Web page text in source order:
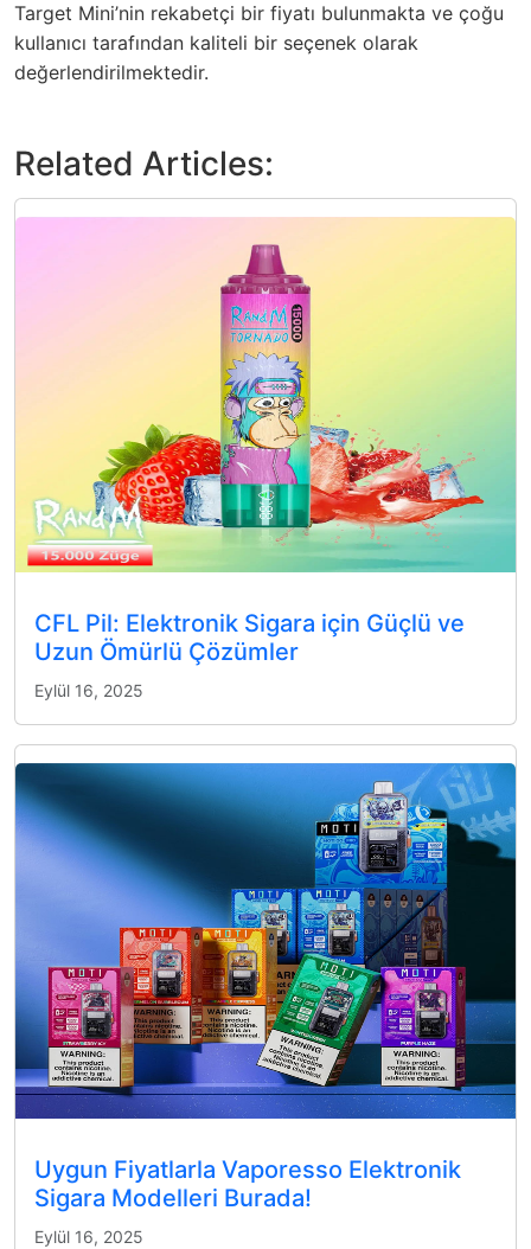
Target Mini’nin rekabetçi bir fiyatı bulunmakta ve çoğu
kullanıcı tarafından kaliteli bir seçenek olarak
değerlendirilmektedir.
Related Articles:
CFL Pil: Elektronik Sigara için Güçlü ve
Uzun Ömürlü Çözümler
Eylül 16, 2025
Uygun Fiyatlarla Vaporesso Elektronik
Sigara Modelleri Burada!
Eylül 16, 2025